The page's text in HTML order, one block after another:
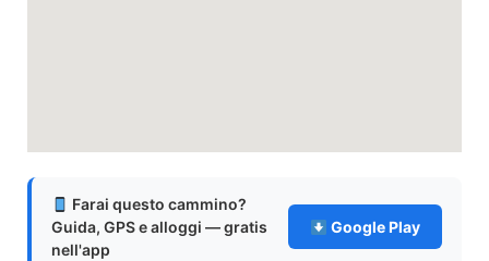
Farai questo cammino?
Guida, GPS e alloggi — gratis
nell'app
Google Play